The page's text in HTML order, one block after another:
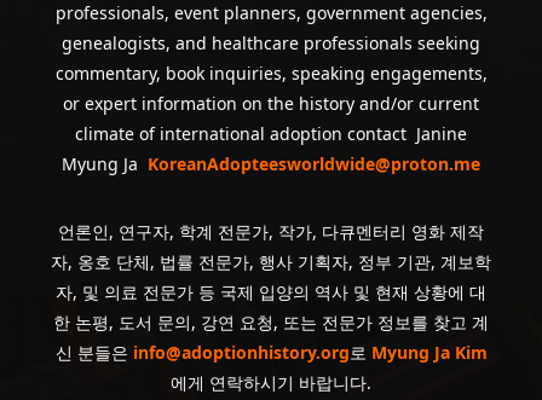
professionals, event planners, government agencies,
genealogists, and healthcare professionals seeking
commentary, book inquiries, speaking engagements,
or expert information on the history and/or current
climate of international adoption contact Janine
Myung Ja KoreanAdopteesworldwide@proton.me
언론인, 연구자, 학계 전문가, 작가, 다큐멘터리 영화 제작
자, 옹호 단체, 법률 전문가, 행사 기획자, 정부 기관, 계보학
자, 및 의료 전문가 등 국제 입양의 역사 및 현재 상황에 대
한 논평, 도서 문의, 강연 요청, 또는 전문가 정보를 찾고 계
신 분들은 info@adoptionhistory.org로 Myung Ja Kim
에게 연락하시기 바랍니다.